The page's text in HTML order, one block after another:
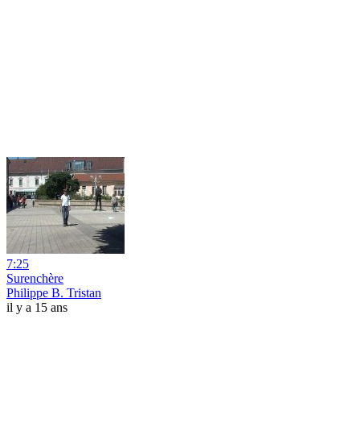
7:25
Surenchère
Philippe B. Tristan
il y a 15 ans